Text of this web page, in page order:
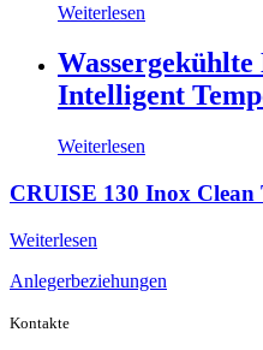
Weiterlesen
Intelligent
Weiterlesen
CRUISE 130 Inox Clean
Weiterlesen
Anlegerbeziehungen
Kontakte